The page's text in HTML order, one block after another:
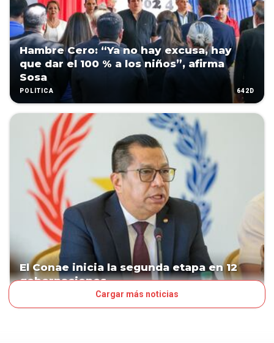
Hambre Cero: “Ya no hay excusa, hay
que dar el 100 % a los niños”, afirma
Sosa
POLÍTICA 642D
El Conae inicia la segunda etapa en 12
gobernaciones
Cargar más noticias